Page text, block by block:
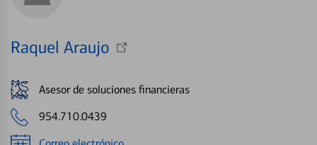
Raquel Araujo
Asesor de soluciones financieras
954.710.0439